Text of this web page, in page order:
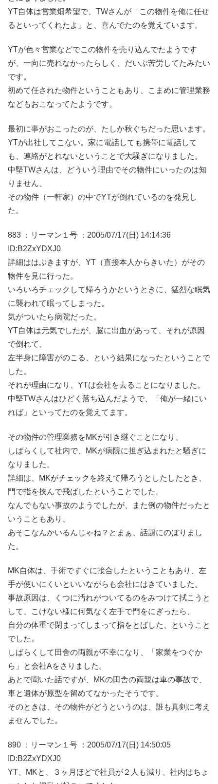
YT自体は営業畑希望で、TWさんが「この物件を俺に任せ
るといってくれたよ」と、喜んでたのを覚えています。
YTが色々営業などでこの物件を売り込んでたようです
が、一向に売れなかったらしく、だいぶ苦労してたみたい
です。
初めて任された物件ということもあり、こまめに管理業務
などもおこなってたようです。
最初に事がおこったのが、たしか秋ぐちだった思います。
YTが出社してこない。家に電話しても携帯に電話して
も、連絡がとれないということで大騒ぎになりました。
中堅TWさんは、どういう理由でその物件にいったのは知
りません、
その物件（一軒家）の中でYTが倒れているのを発見し
た。
883 ：リーマン１号 ：2005/07/17(日) 14:14:36
ID:B2ZxYDXJ0
詳細ははぶきますが、YT（直接本人からきいた）がその
物件を見に行った。
いろいろチェックして帰ろうかというときに、猛烈な眠気
に襲われて眠ってしまった。
気がついたら病院だった。
YT自体は元気でしたが、脳に出血があって、それが原因
で倒れて、
左半身に障害がのこる、という結果になったということで
した。
それが理由になり、YTは会社を去ることになりました。
中堅TWさんはひどく落ち込んだようで、「俺が一緒にい
れば」といってたのを覚えてます。
その物件の管理業務をMKが引き継ぐことになり、
しばらくして社内で、MKが病院に担ぎ込まれたと騒ぎに
なりました。
詳細は、MKがチェックを終えて帰ろうとしたしたとき、
門で指を挟んで飛ばしたということでした。
なんでもない事故のようでしたが、また例の物件だったと
いうこともあり、
あそこなんかいるんじゃね？とまぁ、話題にのぼりまし
た。
MK自体は、手術ですぐに接合したということもあり、左
手が使いにくいといいながらも会社にはきていました。
事故原因は、くつに汚れがついてるのをみつけて拭こうと
して、こけない様に何気なく左手で門をにぎったら、
自分の体重で閉まってしまって指をとばした、ということ
でした。
しばらくして田舎の両親が不幸になり、「家業をつぐか
ら」と会社Aをさりました。
あとで聞いた話ですが、MKの田舎の両親は車の事故で、
車と遺体が原型を留めてなかったそうです。
そのときは、その物件がどうというのは、誰も真剣に考え
ませんでした。
890 ：リーマン１号 ：2005/07/17(日) 14:50:05
ID:B2ZxYDXJ0
YT、MKと、３ヶ月ほどで社員が２人も減り、社内はちょ